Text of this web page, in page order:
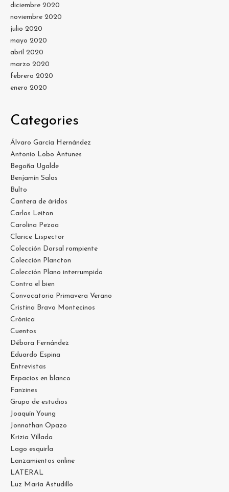
diciembre 2020
noviembre 2020
julio 2020
mayo 2020
abril 2020
marzo 2020
febrero 2020
enero 2020
Categories
Álvaro García Hernández
Antonio Lobo Antunes
Begoña Ugalde
Benjamín Salas
Bulto
Cantera de áridos
Carlos Leiton
Carolina Pezoa
Clarice Lispector
Colección Dorsal rompiente
Colección Plancton
Colección Plano interrumpido
Contra el bien
Convocatoria Primavera Verano
Cristina Bravo Montecinos
Crónica
Cuentos
Débora Fernández
Eduardo Espina
Entrevistas
Espacios en blanco
Fanzines
Grupo de estudios
Joaquín Young
Jonnathan Opazo
Krizia Villada
Lago esquirla
Lanzamientos online
LATERAL
Luz María Astudillo